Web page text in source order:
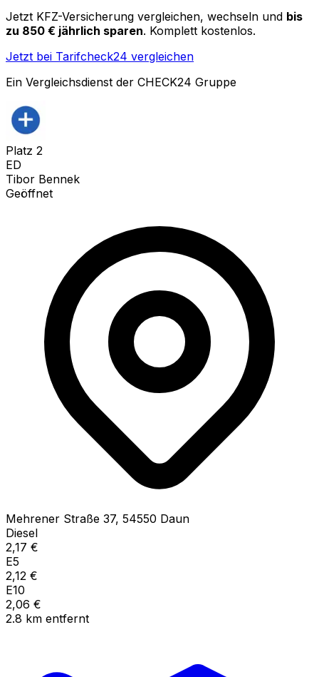
Jetzt KFZ-Versicherung vergleichen, wechseln und bis
zu 850 € jährlich sparen. Komplett kostenlos.
Jetzt bei Tarifcheck24 vergleichen
Ein Vergleichsdienst der CHECK24 Gruppe
Platz 2
ED
Tibor Bennek
Geöffnet
Mehrener Straße 37, 54550 Daun
Diesel
2,17 €
E5
2,12 €
E10
2,06 €
2.8 km entfernt